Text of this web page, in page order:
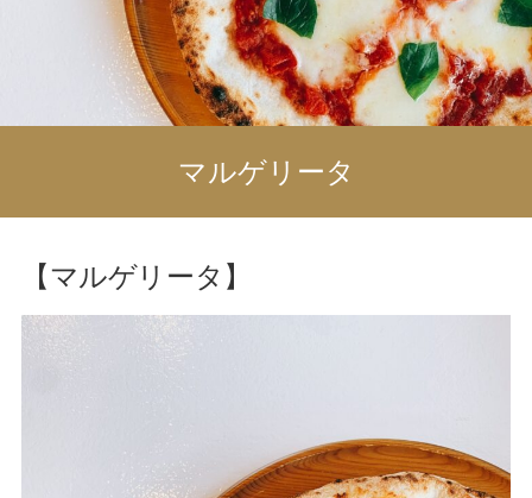
マルゲリータ
【マルゲリータ】